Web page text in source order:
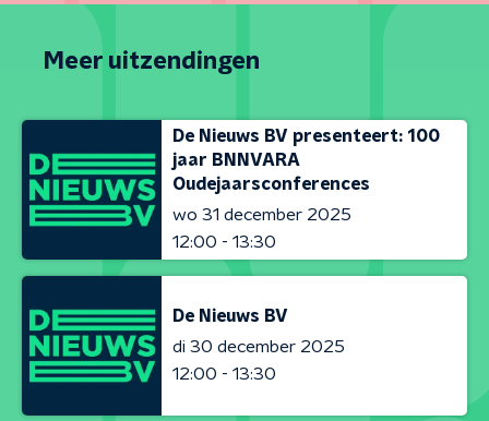
Meer uitzendingen
De Nieuws BV presenteert: 100
jaar BNNVARA
Oudejaarsconferences
wo 31 december 2025
12:00 - 13:30
De Nieuws BV
di 30 december 2025
12:00 - 13:30